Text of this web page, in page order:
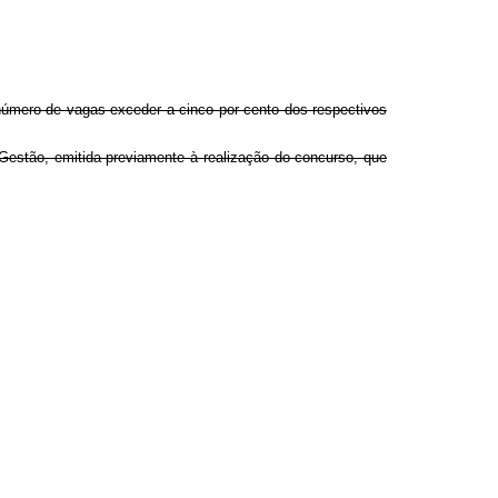
de vagas exceder a cinco por cento dos respectivos
emitida previamente à realização do concurso, que